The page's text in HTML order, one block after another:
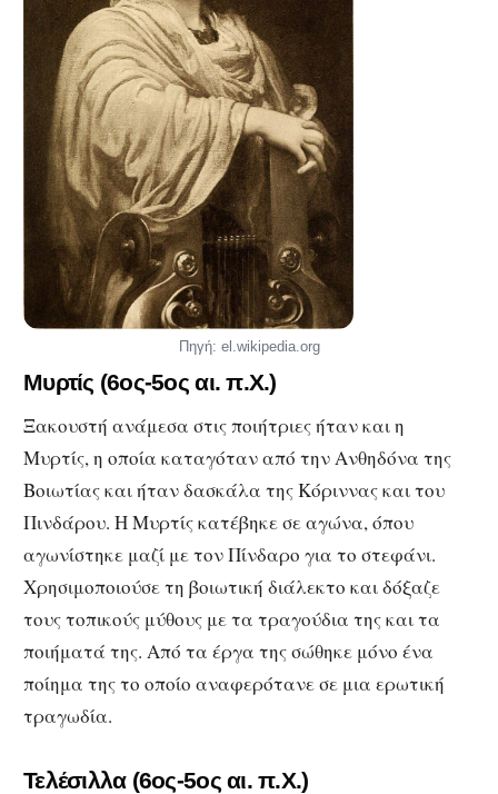
Πηγή: el.wikipedia.org
Μυρτίς (6ος-5ος αι. π.Χ.)
Ξακουστή ανάμεσα στις ποιήτριες ήταν και η
Μυρτίς, η οποία καταγόταν από την Ανθηδόνα της
Βοιωτίας και ήταν δασκάλα της Κόριννας και του
Πινδάρου. Η Μυρτίς κατέβηκε σε αγώνα, όπου
αγωνίστηκε μαζί με τον Πίνδαρο για το στεφάνι.
Χρησιμοποιούσε τη βοιωτική διάλεκτο και δόξαζε
τους τοπικούς μύθους με τα τραγούδια της και τα
ποιήματά της. Από τα έργα της σώθηκε μόνο ένα
ποίημα της το οποίο αναφερότανε σε μια ερωτική
τραγωδία.
Τελέσιλλα (6ος-5ος αι. π.Χ.)